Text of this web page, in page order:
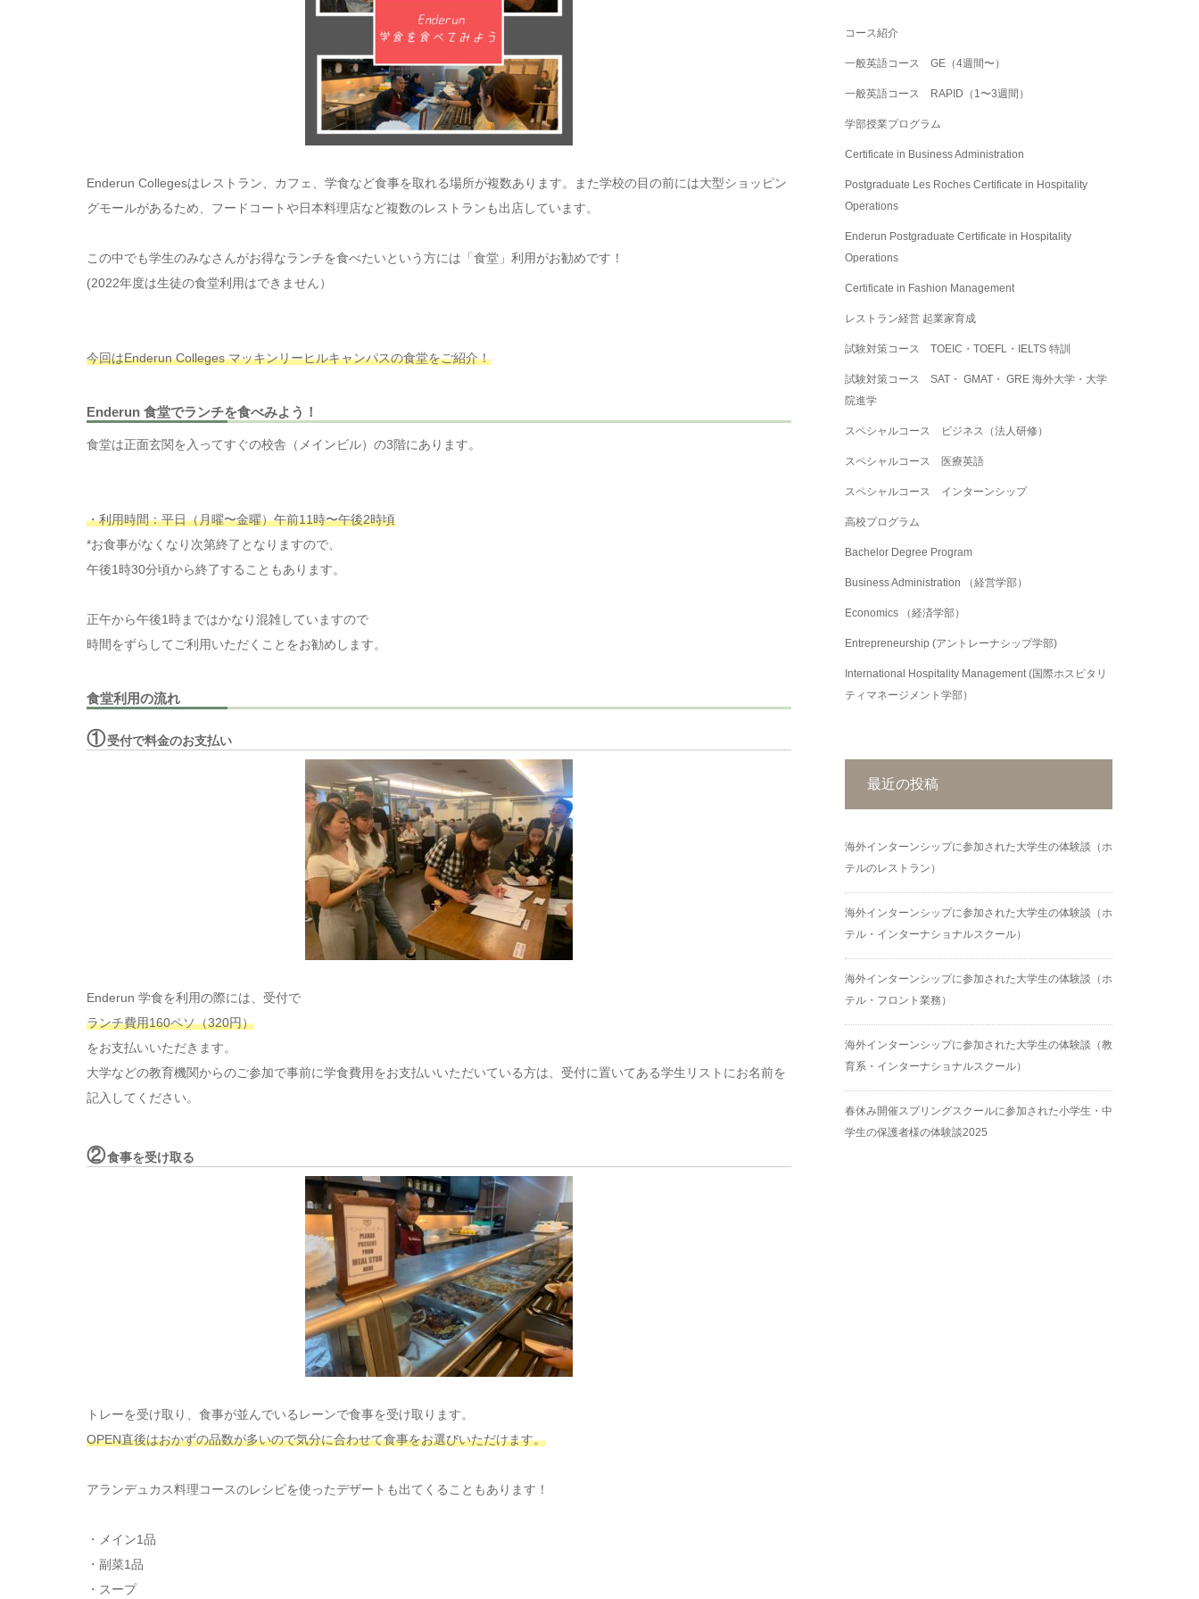
Enderun Collegesはレストラン、カフェ、学食など食事を取れる場所が複数あります。また学校の目の前には大型ショッピン
グモールがあるため、フードコートや日本料理店など複数のレストランも出店しています。
この中でも学生のみなさんがお得なランチを食べたいという方には「食堂」利用がお勧めです！
(2022年度は生徒の食堂利用はできません）
今回はEnderun Colleges マッキンリーヒルキャンパスの食堂をご紹介！
Enderun 食堂でランチを食べみよう！
食堂は正面玄関を入ってすぐの校舎（メインビル）の3階にあります。
・利用時間：平日（月曜〜金曜）午前11時〜午後2時頃
*お食事がなくなり次第終了となりますので、
午後1時30分頃から終了することもあります。
正午から午後1時まではかなり混雑していますので
時間をずらしてご利用いただくことをお勧めします。
食堂利用の流れ
①受付で料金のお支払い
Enderun 学食を利用の際には、受付で
ランチ費用160ペソ（320円）
をお支払いいただきます。
大学などの教育機関からのご参加で事前に学食費用をお支払いいただいている方は、受付に置いてある学生リストにお名前を
記入してください。
②食事を受け取る
トレーを受け取り、食事が並んでいるレーンで食事を受け取ります。
OPEN直後はおかずの品数が多いので気分に合わせて食事をお選びいただけます。
アランデュカス料理コースのレシピを使ったデザートも出てくることもあります！
・メイン1品
・副菜1品
・スープ
コース紹介
一般英語コース GE（4週間〜）
一般英語コース RAPID（1〜3週間）
学部授業プログラム
Certificate in Business Administration
Postgraduate Les Roches Certificate in Hospitality
Operations
Enderun Postgraduate Certificate in Hospitality
Operations
Certificate in Fashion Management
レストラン経営 起業家育成
試験対策コース TOEIC・TOEFL・IELTS 特訓
試験対策コース SAT・ GMAT・ GRE 海外大学・大学
院進学
スペシャルコース ビジネス（法人研修）
スペシャルコース 医療英語
スペシャルコース インターンシップ
高校プログラム
Bachelor Degree Program
Business Administration （経営学部）
Economics （経済学部）
Entrepreneurship (アントレーナシップ学部)
International Hospitality Management (国際ホスピタリ
ティマネージメント学部）
最近の投稿
海外インターンシップに参加された大学生の体験談（ホ
テルのレストラン）
海外インターンシップに参加された大学生の体験談（ホ
テル・インターナショナルスクール）
海外インターンシップに参加された大学生の体験談（ホ
テル・フロント業務）
海外インターンシップに参加された大学生の体験談（教
育系・インターナショナルスクール）
春休み開催スプリングスクールに参加された小学生・中
学生の保護者様の体験談2025